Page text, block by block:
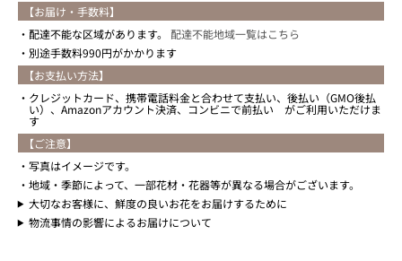
【お届け・手数料】
配達不能な区域があります。 配達不能地域一覧はこちら
別途手数料990円がかかります
【お支払い方法】
クレジットカード、携帯電話料金と合わせて支払い、後払い（GMO後払
い）、Amazonアカウント決済、コンビニで前払い がご利用いただけま
す
【ご注意】
写真はイメージです。
地域・季節によって、一部花材・花器等が異なる場合がございます。
大切なお客様に、鮮度の良いお花をお届けするために
物流事情の影響によるお届けについて